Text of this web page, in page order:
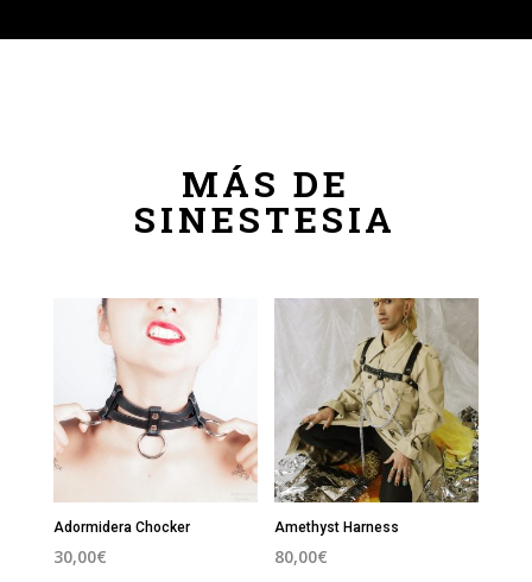
MÁS DE
SINESTESIA
Adormidera Chocker
30,00€
Amethyst Harness
80,00€